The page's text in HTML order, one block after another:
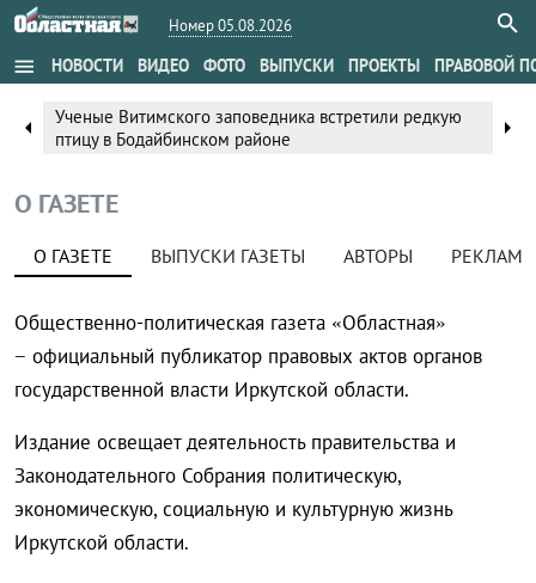
Номер 05.08.2026
menu НОВОСТИ ВИДЕО ФОТО ВЫПУСКИ ПРОЕКТЫ ПРАВОВОЙ
arrow_left
Ученые Витимского заповедника встретили редкую
птицу в Бодайбинском районе
arrow_right
О ГАЗЕТЕ
О ГАЗЕТЕ ВЫПУСКИ ГАЗЕТЫ АВТОРЫ РЕКЛАМА
Общественно-политическая газета «Областная»
− официальный публикатор правовых актов органов
государственной власти Иркутской области.
Издание освещает деятельность правительства и
Законодательного Собрания политическую,
экономическую, социальную и культурную жизнь
Иркутской области.